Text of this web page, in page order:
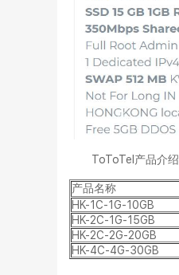
ToToTel产品介绍
产品名称
HK-1C-1G-10GB
HK-2C-1G-15GB
HK-2C-2G-20GB
HK-4C-4G-30GB